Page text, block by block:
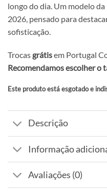
longo do dia. Um modelo
2026, pensado para
sofisticação.
Trocas grátisem Portugal
Recomendamos escolher o
Este produto está esgotado e
Alternative:
Descrição
Informação
Avaliações (0)